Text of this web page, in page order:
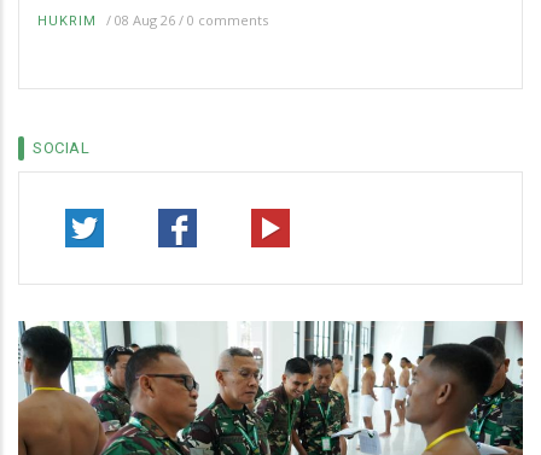
HUKRIM / 08 Aug 26 / 0 comments
SOCIAL